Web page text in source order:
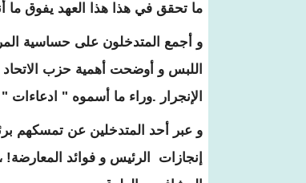
ما تحقق في هذا هذا العهد يفوق ما
و أجمع المتدخلون على حساسية
اللبس و أوضحت أهمية حزب
الإنجرار .وراء ما أسموه " ادعاءات
و عبر أحد المتدخلين عن تمسكهم
إنجازات الرئيس و فوائد